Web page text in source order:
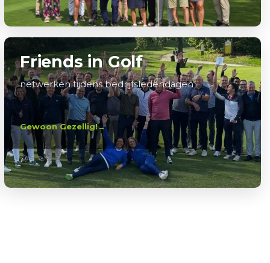
Friends in Golf
netwerken tijdens bedrijfsledendagen
Gewoon Gezellig!